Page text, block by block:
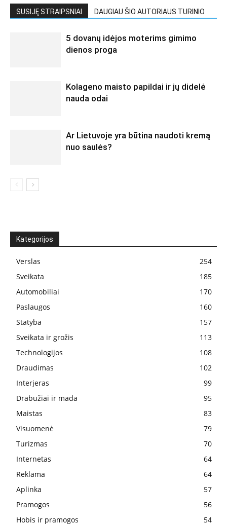
SUSIJĘ STRAIPSNIAI DAUGIAU ŠIO AUTORIAUS TURINIO
5 dovanų idėjos moterims gimimo
dienos proga
Kolageno maisto papildai ir jų didelė
nauda odai
Ar Lietuvoje yra būtina naudoti kremą
nuo saulės?
Kategorijos
Verslas
254
Sveikata
185
Automobiliai
170
Paslaugos
160
Statyba
157
Sveikata ir grožis
113
Technologijos
108
Draudimas
102
Interjeras
99
Drabužiai ir mada
95
Maistas
83
Visuomenė
79
Turizmas
70
Internetas
64
Reklama
64
Aplinka
57
Pramogos
56
Hobis ir pramogos
54